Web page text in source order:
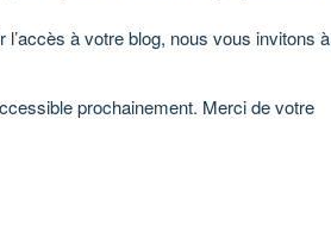
l’accès à votre blog, nous vous invitons à
prochainement. Merci de votre